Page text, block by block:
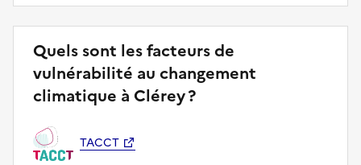
Quels sont les facteurs de
vulnérabilité au changement
climatique à Clérey ?
TACCT